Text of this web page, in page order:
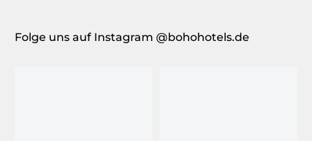
Folge uns auf Instagram @bohohotels.de